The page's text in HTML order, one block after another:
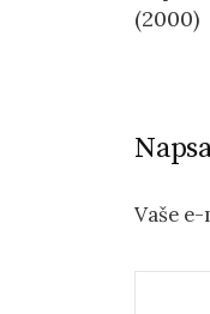
(2000)
Vaše